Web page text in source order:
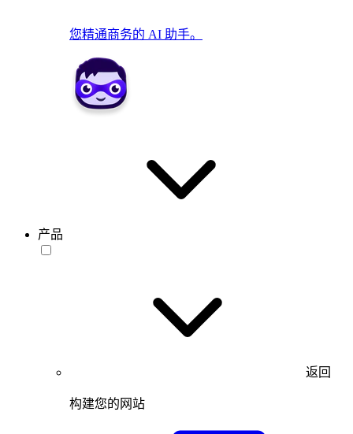
您精通商务的 AI 助手。
产品
返回
构建您的网站